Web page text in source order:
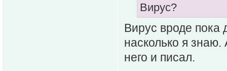
Вирус?
Вирус вроде пока
насколько я знаю.
него и писал.